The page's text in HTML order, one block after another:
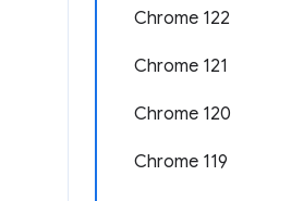
Chrome 122
Chrome 121
Chrome 120
Chrome 119